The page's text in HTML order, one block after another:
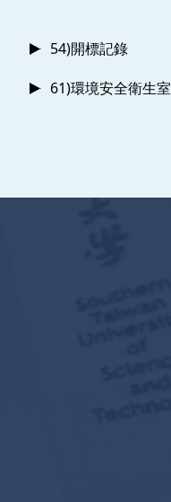
54)開標記錄
61)環境安全衛生室